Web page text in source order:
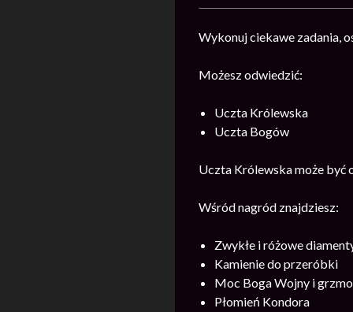
Wykonuj ciekawe zadania,
Możesz odwiedzić:
Uczta Królewska
Uczta Bogów
Uczta Królewska może być
Wśród nagród znajdziesz:
Zwykłe i różowe
Kamienie do przeróbki
Moc Boga Wojny i
Płomień Kondora